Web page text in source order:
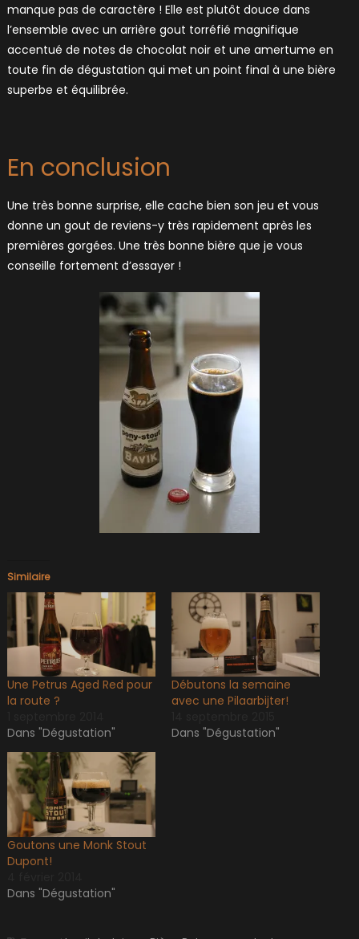
manque pas de caractère ! Elle est plutôt douce dans
l’ensemble avec un arrière gout torréfié magnifique
accentué de notes de chocolat noir et une amertume en
toute fin de dégustation qui met un point final à une bière
superbe et équilibrée.
En conclusion
Une très bonne surprise, elle cache bien son jeu et vous
donne un gout de reviens-y très rapidement après les
premières gorgées. Une très bonne bière que je vous
conseille fortement d’essayer !
Similaire
Une Petrus Aged Red pour
la route ?
Dans "Dégustation"
Débutons la semaine
avec une Pilaarbijter!
Dans "Dégustation"
Goutons une Monk Stout
Dupont!
Dans "Dégustation"